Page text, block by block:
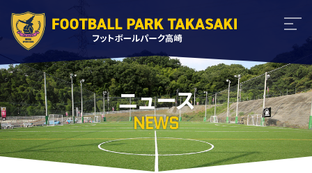
ニュース
NEWS